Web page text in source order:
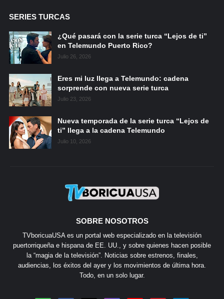
SERIES TURCAS
¿Qué pasará con la serie turca “Lejos de ti”
en Telemundo Puerto Rico?
Julio 26, 2026
Eres mi luz llega a Telemundo: cadena
sorprende con nueva serie turca
Julio 23, 2026
Nueva temporada de la serie turca “Lejos de
ti” llega a la cadena Telemundo
Julio 10, 2026
SOBRE NOSOTROS
TVboricuaUSA es un portal web especializado en la televisión
puertorriqueña e hispana de EE. UU., y sobre quienes hacen posible
la “magia de la televisión”. Noticias sobre estrenos, finales,
audiencias, los éxitos del ayer y los movimientos de última hora.
Todo, en un solo lugar.